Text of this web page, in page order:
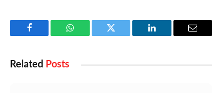
Facebook WhatsApp Twitter LinkedIn Email
Related Posts